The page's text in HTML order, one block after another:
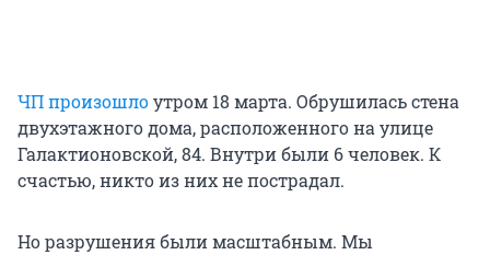
ЧП произошлоутром 18 марта. Обрушилась стена
двухэтажного дома, расположенного на улице
Галактионовской, 84. Внутри были 6 человек. К
счастью, никто из них не пострадал.
Но разрушения были масштабным. Мы